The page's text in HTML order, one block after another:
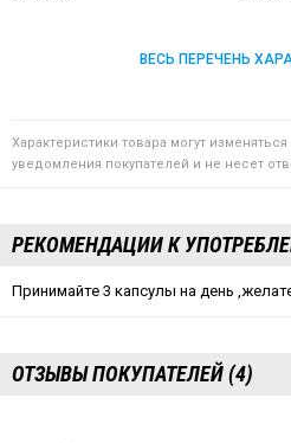
ВЕСЬ ПЕРЕЧЕНЬ
Характеристики товара могут
уведомления покупателей и не несет
РЕКОМЕНДАЦИИ К
Принимайте 3 капсулы на день
ОТЗЫВЫ ПОКУПАТЕЛЕЙ (4)